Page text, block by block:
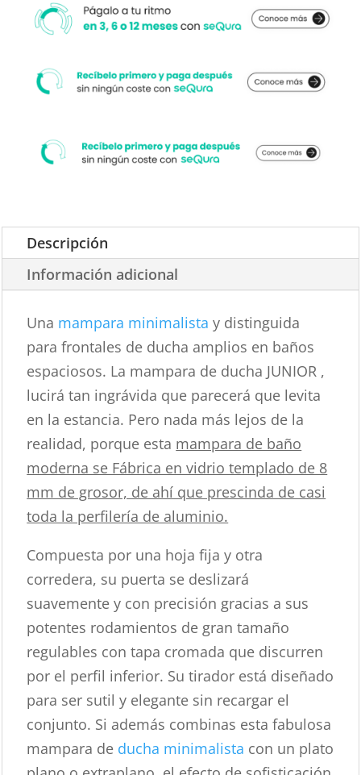
BRILLO
cantidad
Descripción
Información adicional
Una mampara minimalista y distinguida
para frontales de ducha amplios en baños
espaciosos. La mampara de ducha JUNIOR ,
lucirá tan ingrávida que parecerá que levita
en la estancia. Pero nada más lejos de la
realidad, porque esta mampara de baño
moderna se Fábrica en vidrio templado de 8
mm de grosor, de ahí que prescinda de casi
toda la perfilería de aluminio.
Compuesta por una hoja fija y otra
corredera, su puerta se deslizará
suavemente y con precisión gracias a sus
potentes rodamientos de gran tamaño
regulables con tapa cromada que discurren
por el perfil inferior. Su tirador está diseñado
para ser sutil y elegante sin recargar el
conjunto. Si además combinas esta fabulosa
mampara de ducha minimalista con un plato